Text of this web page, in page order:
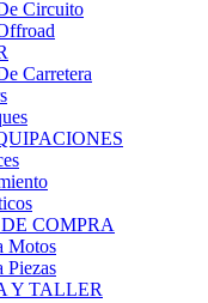
Carretera
COMPRA
Motos
Piezas
Y TALLER
Y TALLER